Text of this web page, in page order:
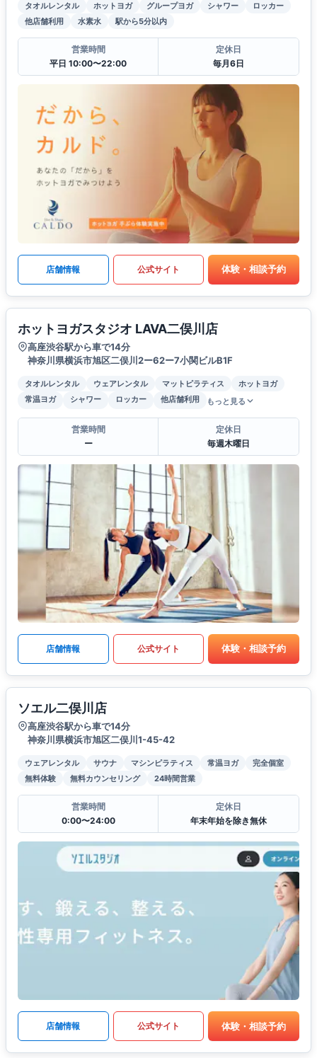
タオルレンタル ホットヨガ グループヨガ シャワー
ロッカー
他店舗利用
水素水 駅から5分以内
営業時間
平日 10:00〜22:00
定休日
毎月6日
店舗情報 公式サイト 体験・相談予約
ホットヨガスタジオ LAVA二俣川店
高座渋谷駅から車で14分
神奈川県横浜市旭区二俣川2ー62ー7小関ビルB1F
タオルレンタル ウェアレンタル マットピラティス
ホットヨガ
常温ヨガ
シャワー ロッカー 他店舗利用 もっと見る
営業時間
ー
定休日
毎週木曜日
店舗情報 公式サイト 体験・相談予約
ソエル二俣川店
高座渋谷駅から車で14分
神奈川県横浜市旭区二俣川1-45-42
ウェアレンタル サウナ マシンピラティス 常温ヨガ
完全個室
無料体験
無料カウンセリング 24時間営業
営業時間
0:00〜24:00
定休日
年末年始を除き無休
店舗情報 公式サイト 体験・相談予約